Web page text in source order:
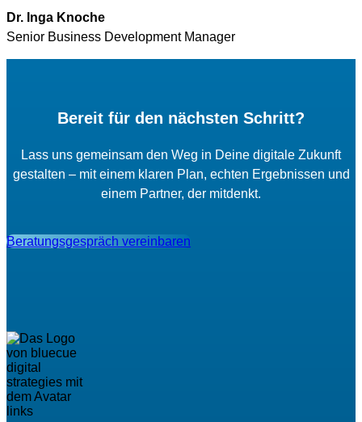
Dr. Inga Knoche
Senior Business Development Manager
Bereit für den nächsten Schritt?
Lass uns gemeinsam den Weg in Deine digitale Zukunft
gestalten – mit einem klaren Plan, echten Ergebnissen und
einem Partner, der mitdenkt.
Beratungsgespräch vereinbaren